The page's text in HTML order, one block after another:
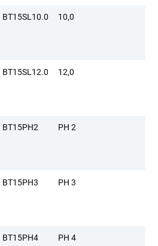
BT15SL10.0 10,0
BT15SL12.0 12,0
BT15PH2 PH 2
BT15PH3 PH 3
BT15PH4 PH 4